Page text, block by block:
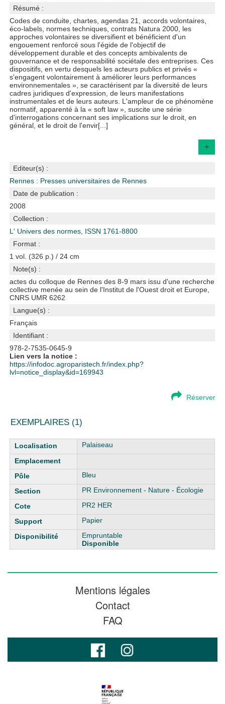
Résumé :
Codes de conduite, chartes, agendas 21, accords volontaires,
éco-labels, normes techniques, contrats Natura 2000, les
approches volontaires se diversifient et bénéficient d'un
engouement renforcé sous l'égide de l'objectif de
développement durable et des concepts ambivalents de
gouvernance et de responsabilité sociétale des entreprises. Ces
dispositifs, en vertu desquels les acteurs publics et privés «
s'engagent volontairement à améliorer leurs performances
environnementales », se caractérisent par la diversité de leurs
cadres juridiques d'expression, de leurs manifestations
instrumentales et de leurs auteurs. L'ampleur de ce phénomène
normatif, apparenté à la « soft law », suscite une série
d'interrogations concernant ses implications sur le droit, en
général, et le droit de l'envir[...]
+
Editeur(s) :
Rennes : Presses universitaires de Rennes
Date de publication :
2008
Collection :
L' Univers des normes, ISSN 1761-8800
Format :
1 vol. (326 p.) / 24 cm
Note(s) :
actes du colloque de Rennes des 8-9 mars issu d'une recherche
collective menée au sein de l'Institut de l'Ouest droit et Europe,
CNRS UMR 6262
Langue(s) :
Français
Identifiant :
978-2-7535-0645-9
Lien vers la notice :
https://infodoc.agroparistech.fr/index.php?
lvl=notice_display&id=169943
Réserver
EXEMPLAIRES (1)
Liste des exemplaires Palaiseau
Bleu
PR Environnement - Nature - Écologie
PR2 HER
Papier
Empruntable
Disponible
Mentions légales
Contact
FAQ